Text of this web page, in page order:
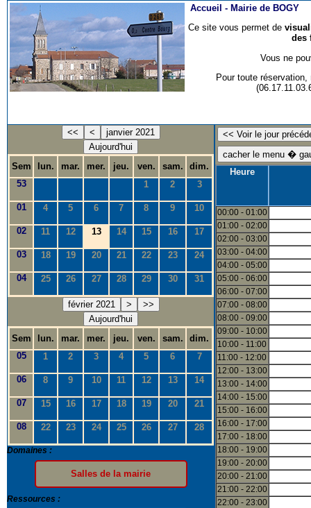
Accueil - Mairie de BOGY
Ce site vous permet de
des
Vous ne
Pour toute
<< <
janvier 2021
Aujourd'hui
Sem
lun. mar. mer. jeu. ven. sam.
dim.
53
1 2 3
01 4 5 6 7 8 9 10
02 11 12 13 14 15 16 17
03 18 19 20 21 22 23 24
04 25 26 27 28 29 30 31
février 2021 >
>>
Aujourd'hui
Sem
lun. mar. mer. jeu. ven. sam.
dim.
05
1 2 3 4 5 6 7
06 8 9 10 11 12 13 14
07 15 16 17 18 19 20 21
08 22 23 24 25 26 27 28
Domaines :
Ressources :
Heure
00:00 - 01:00
01:00 - 02:00
02:00 - 03:00
03:00 - 04:00
04:00 - 05:00
05:00 - 06:00
06:00 - 07:00
07:00 - 08:00
08:00 - 09:00
09:00 - 10:00
10:00 - 11:00
11:00 - 12:00
12:00 - 13:00
13:00 - 14:00
14:00 - 15:00
15:00 - 16:00
16:00 - 17:00
17:00 - 18:00
18:00 - 19:00
19:00 - 20:00
20:00 - 21:00
21:00 - 22:00
22:00 - 23:00